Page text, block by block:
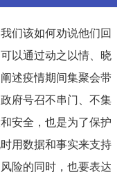
们该如何劝说他们回
以通过动之以情、晓
述疫情期间集聚会带
府号召不串门、不集
安全，也是为了保护
用数据和事实来支持
险的同时，也要表达